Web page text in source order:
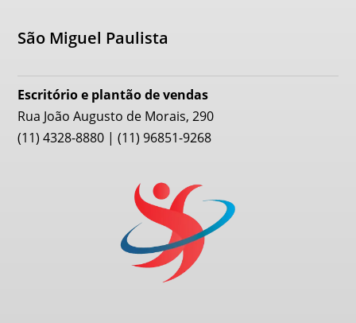
São Miguel Paulista
Escritório e plantão de vendas
Rua João Augusto de Morais, 290
(11) 4328-8880 | (11) 96851-9268